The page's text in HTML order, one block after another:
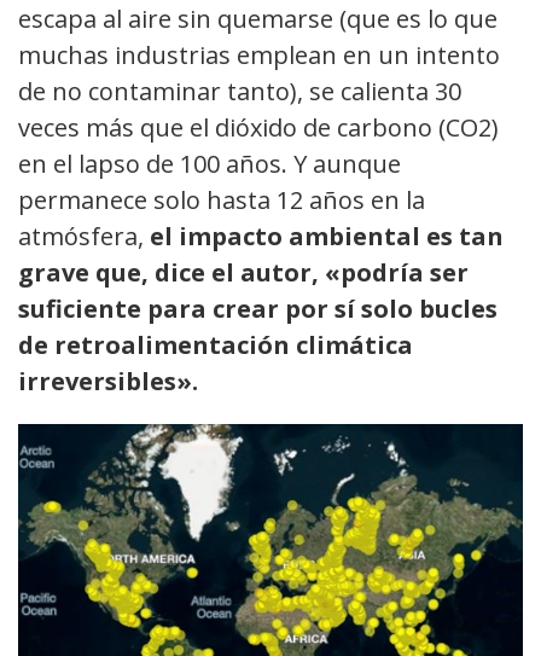
escapa al aire sin quemarse (que es lo que
muchas industrias emplean en un intento
de no contaminar tanto), se calienta 30
veces más que el dióxido de carbono (CO2)
en el lapso de 100 años. Y aunque
permanece solo hasta 12 años en la
atmósfera, el impacto ambiental es tan
grave que, dice el autor, «podría ser
suficiente para crear por sí solo bucles
de retroalimentación climática
irreversibles».